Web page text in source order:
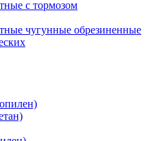
с тормозом
чугунные обрезиненные